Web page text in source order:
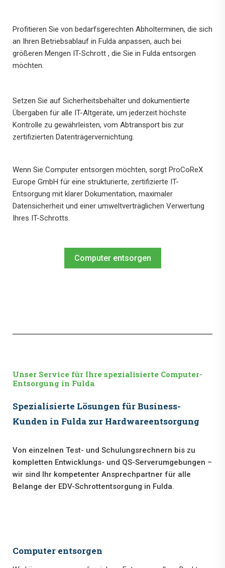
Profitieren Sie von bedarfsgerechten Abholterminen, die sich
an Ihren Betriebsablauf in Fulda anpassen, auch bei
größeren Mengen IT-Schrott , die Sie in Fulda entsorgen
möchten.
Setzen Sie auf Sicherheitsbehälter und dokumentierte
Übergaben für alle IT-Altgeräte, um jederzeit höchste
Kontrolle zu gewährleisten, vom Abtransport bis zur
zertifizierten Datenträgervernichtung.
Wenn Sie Computer entsorgen möchten, sorgt ProCoReX
Europe GmbH für eine strukturierte, zertifizierte IT-
Entsorgung mit klarer Dokumentation, maximaler
Datensicherheit und einer umweltverträglichen Verwertung
Ihres IT-Schrotts.
Computer entsorgen
Unser Service für Ihre spezialisierte Computer-
Entsorgung in Fulda
Spezialisierte Lösungen für Business-
Kunden in Fulda zur Hardwareentsorgung
Von einzelnen Test- und Schulungsrechnern bis zu
kompletten Entwicklungs- und QS-Serverumgebungen –
wir sind Ihr kompetenter Ansprechpartner für alle
Belange der EDV-Schrottentsorgung in Fulda.
Computer entsorgen